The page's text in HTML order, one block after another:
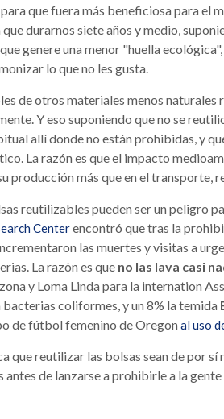
para que fuera más beneficiosa para el
que durarnos siete años y medio,
genere una menor "huella
lo que no les gusta.
de otros materiales menos naturales
Y eso suponiendo que no se
allí donde no están prohibidas, y
La razón es que el impacto
producción más que en el transporte,
reutilizables pueden ser un peligro
Centerencontró que tras la
las muertes y visitas a
La razón es que no las lava casi
y Loma Linda para la internation
bacterias coliformes, y un 8% la temida
de fútbol femenino de Oregonal uso
que reutilizar las bolsas sean de por
antes de lanzarse a prohibirle a la